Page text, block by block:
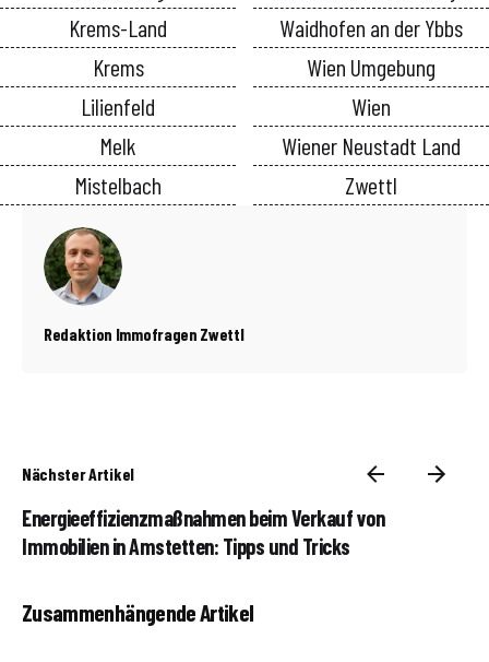
Krems-Land
Krems
Lilienfeld
Melk
Mistelbach
Waidhofen an der Ybbs
Wien Umgebung
Wien
Wiener Neustadt Land
Zwettl
Redaktion Immofragen Zwettl
Nächster Artikel
Energieeffizienzmaßnahmen beim Verkauf von
Immobilien in Amstetten: Tipps und Tricks
Zusammenhängende Artikel